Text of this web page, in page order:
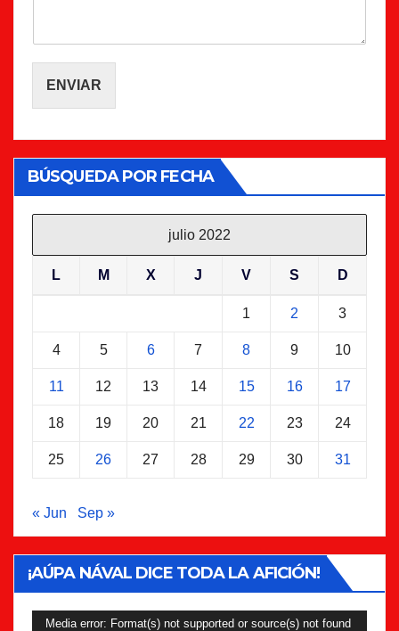
ENVIAR
BÚSQUEDA POR FECHA
julio 2022
L M X J V S D
1 2 3
4 5 6 7 8 9 10
11 12 13 14 15 16 17
18 19 20 21 22 23 24
25 26 27 28 29 30 31
« Jun Sep »
¡AÚPA NÁVAL DICE TODA LA AFICIÓN!
Reproductor
Media error: Format(s) not supported or source(s) not found